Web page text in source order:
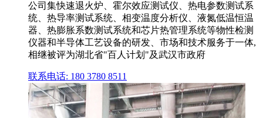
公司集快速退火炉、霍尔效应测试仪、热电参数测试系
统、热导率测试系统、相变温度分析仪、液氮低温恒温
器、热膨胀系数测试系统和芯片热管理系统等物性检测
仪器和半导体工艺设备的研发、市场和技术服务于一体,
相继被评为湖北省"百人计划"及武汉市政府
联系电话: 180 3780 8511